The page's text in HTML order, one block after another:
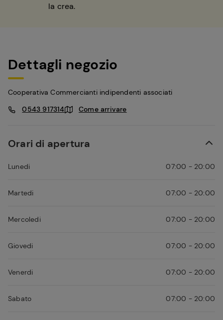
la crea.
Dettagli negozio
Cooperativa Commercianti indipendenti associati
0543 917314
Come arrivare
Orari di apertura
Lunedi 07:00 - 20:00
Martedi 07:00 - 20:00
Mercoledi 07:00 - 20:00
Giovedi 07:00 - 20:00
Venerdi 07:00 - 20:00
Sabato 07:00 - 20:00